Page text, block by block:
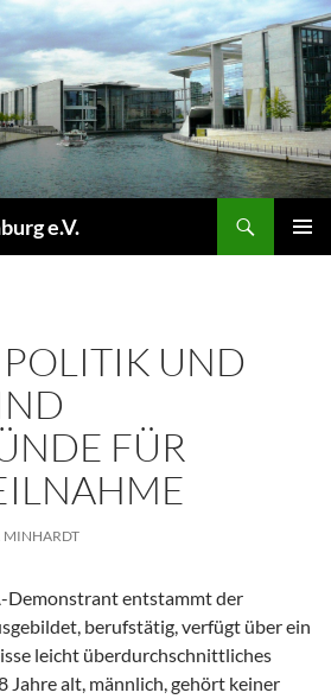
e.V.
UND
FÜR
MINHARDT
Demonstrant entstammt der
berufstätig, verfügt über ein
leicht überdurchschnittliches
Jahre alt, männlich, gehört keiner